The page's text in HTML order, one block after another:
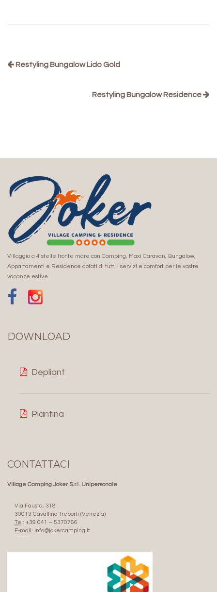
Restyling Bungalow Lido Gold
Restyling Bungalow Residence
Villaggio a 4 stelle fronte mare con Camping, Maxi Caravan, Bungalow,
Appartamenti e Residence dotati di tutti i servizi e comfort per le vostre
vacanze estive.
DOWNLOAD
Depliant
Piantina
CONTATTACI
Village Camping Joker S.r.l. Unipersonale
Via Fausta, 318
30013 Cavallino Treporti (Venezia)
Tel: +39 041 – 5370766
E-mail: info@jokercamping.it